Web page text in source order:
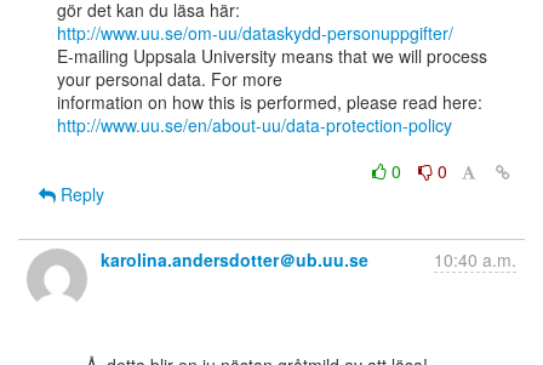
http://www.uu.se/om-uu/dataskydd-personuppgifter/
E-mailing Uppsala University means that we will process
your personal data. For more
http://www.uu.se/en/about-uu/data-protection-policy
0
0
Reply
karolina.andersdotter＠ub.uu.se 10:40 a.m.